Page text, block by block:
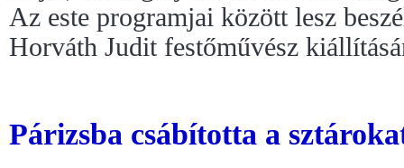
Az este programjai között lesz
Horváth Judit festőművész
Párizsba csábította a